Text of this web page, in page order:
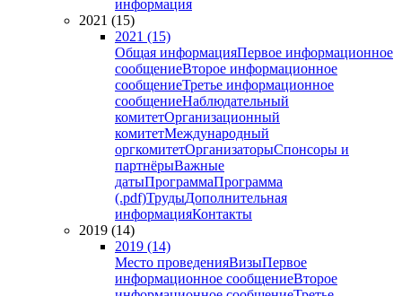
информация
2021 (15)
2021 (15)
Общая информацияПервое информационное
сообщениеВторое информационное
сообщениеТретье информационное
сообщениеНаблюдательный
комитетОрганизационный
комитетМеждународный
оргкомитетОрганизаторыСпонсоры и
партнёрыВажные
датыПрограммаПрограмма
(.pdf)ТрудыДополнительная
информацияКонтакты
2019 (14)
2019 (14)
Место проведенияВизыПервое
информационное сообщениеВторое